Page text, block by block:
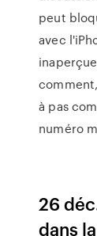
peut
avec
à pas
numéro
26
dans